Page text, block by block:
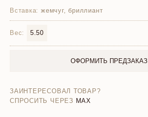
Вставка: жемчуг, бриллиант
Вес: 5.50
ОФОРМИТЬ ПРЕДЗАКАЗ
ЗАИНТЕРЕСОВАЛ ТОВАР?
СПРОСИТЬ ЧЕРЕЗ MAX